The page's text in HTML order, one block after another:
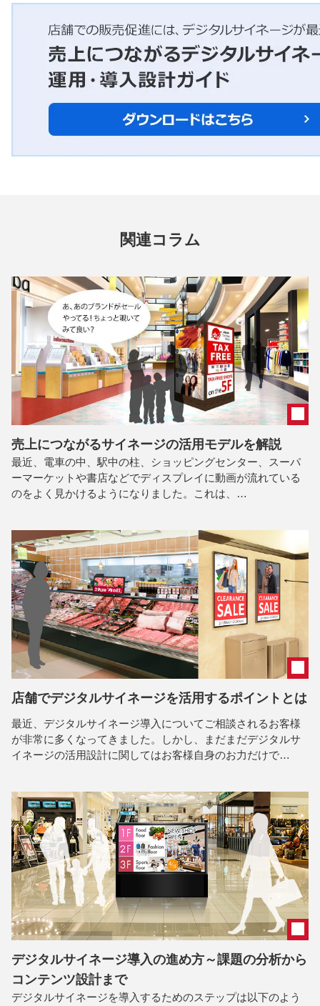
関連コラム
売上につながるサイネージの活用モデルを解説
最近、電車の中、駅中の柱、ショッピングセンター、スーパ
ーマーケットや書店などでディスプレイに動画が流れている
のをよく見かけるようになりました。これは、…
店舗でデジタルサイネージを活用するポイントとは
最近、デジタルサイネージ導入についてご相談されるお客様
が非常に多くなってきました。しかし、まだまだデジタルサ
イネージの活用設計に関してはお客様自身のお力だけで…
デジタルサイネージ導入の進め方～課題の分析から
コンテンツ設計まで
デジタルサイネージを導入するためのステップは以下のよう